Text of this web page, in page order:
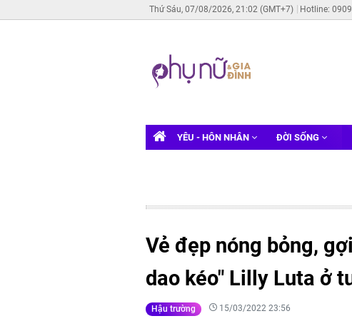
Thứ Sáu, 07/08/2026, 21:02 (GMT+7) Hotline:
YÊU - HÔN NHÂN ĐỜI SỐNG
Vẻ đẹp nóng bỏng,
dao kéo" Lilly Luta ở
Hậu trường 15/03/2022 23:56